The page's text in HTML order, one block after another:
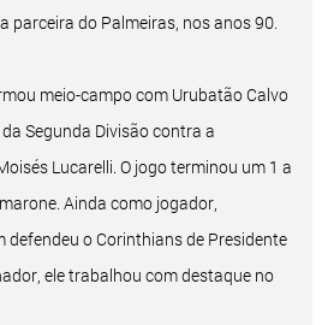
parceira do Palmeiras, nos anos 90.
meio-campo com Urubatão Calvo
Segunda Divisão contra a
Lucarelli. O jogo terminou um 1 a
Ainda como jogador,
defendeu o Corinthians de Presidente
ele trabalhou com destaque no